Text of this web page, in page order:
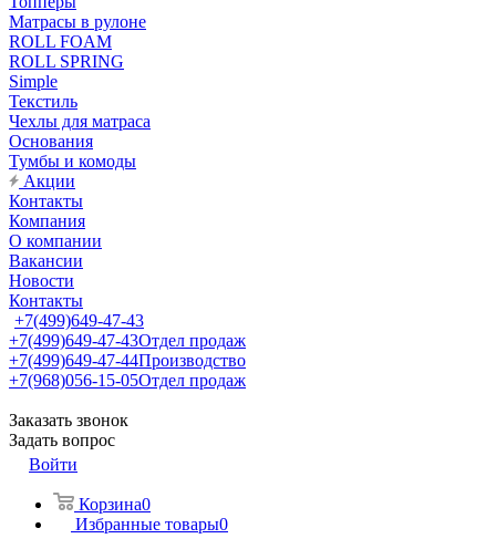
Матрасы в рулоне
ROLL FOAM
ROLL SPRING
Simple
Текстиль
Чехлы для матраса
Основания
Тумбы и комоды
Акции
Контакты
Компания
О компании
Вакансии
Новости
Контакты
+7(499)649-47-43
+7(499)649-47-43Отдел продаж
+7(499)649-47-44Производство
+7(968)056-15-05Отдел продаж
Заказать звонок
Задать вопрос
Войти
Корзина0
Избранные товары0